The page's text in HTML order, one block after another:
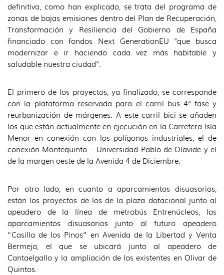
definitiva, como han explicado, se trata del programa de
zonas de bajas emisiones dentro del Plan de Recuperación,
Transformación y Resiliencia del Gobierno de España
financiado con fondos Next GenerationEU "que busca
modernizar e ir haciendo cada vez más habitable y
saludable nuestra ciudad".
El primero de los proyectos, ya finalizado, se corresponde
con la plataforma reservada para el carril bus 4ª fase y
reurbanización de márgenes. A este carril bici se añaden
los que están actualmente en ejecución en la Carretera Isla
Menor en conexión con los polígonos industriales, el de
conexión Montequinto – Universidad Pablo de Olavide y el
de la margen oeste de la Avenida 4 de Diciembre.
Por otro lado, en cuanto a aparcamientos disuasorios,
están los proyectos de los de la plaza dotacional junto al
apeadero de la línea de metrobús Entrenúcleos, los
aparcamientos disuasorios junto al futuro apeadero
“Casilla de los Pinos” en Avenida de la Libertad y Venta
Bermeja, el que se ubicará junto al apeadero de
Cantaelgallo y la ampliación de los existentes en Olivar de
Quintos.